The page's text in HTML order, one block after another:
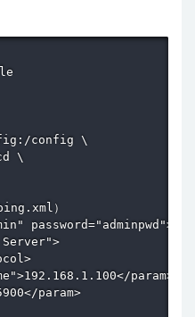
config \
\
）
password="adminpwd">
param>
param>